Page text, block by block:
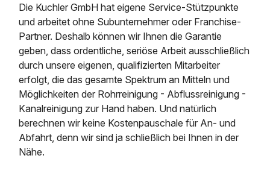
Die Kuchler GmbH hat eigene Service-Stützpunkte
und arbeitet ohne Subunternehmer oder Franchise-
Partner. Deshalb können wir Ihnen die Garantie
geben, dass ordentliche, seriöse Arbeit ausschließlich
durch unsere eigenen, qualifizierten Mitarbeiter
erfolgt, die das gesamte Spektrum an Mitteln und
Möglichkeiten der Rohrreinigung - Abflussreinigung -
Kanalreinigung zur Hand haben. Und natürlich
berechnen wir keine Kostenpauschale für An- und
Abfahrt, denn wir sind ja schließlich bei Ihnen in der
Nähe.